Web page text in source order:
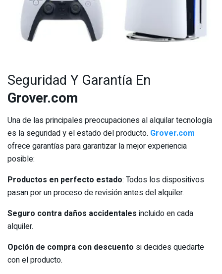
Seguridad Y Garantía En
Grover.com
Una de las principales preocupaciones al alquilar tecnología
es la seguridad y el estado del producto. Grover.com
ofrece garantías para garantizar la mejor experiencia
posible:
Productos en perfecto estado: Todos los dispositivos
pasan por un proceso de revisión antes del alquiler.
Seguro contra daños accidentales incluido en cada
alquiler.
Opción de compra con descuento si decides quedarte
con el producto.